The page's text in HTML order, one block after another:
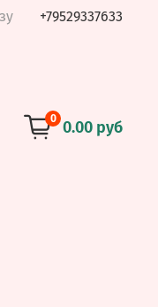
+79529337633
0 0.00 руб